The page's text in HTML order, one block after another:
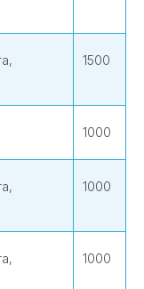
1500
1000
1000
1000